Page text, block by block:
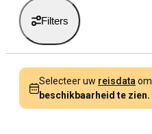
Filters
Selecteer uw reisdata om
beschikbaarheid te zien.